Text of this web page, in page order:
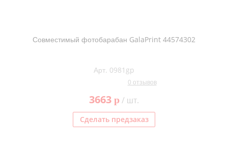
Совместимый фотобарабан GalaPrint 44574302
Арт. 0981gp
0 отзывов
3663 p/ шт.
Сделать предзаказ